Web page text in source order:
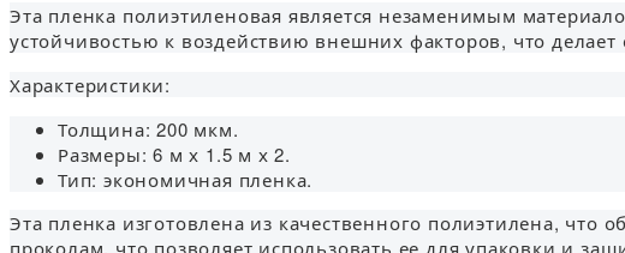
Эта пленка полиэтиленовая является незаменимым
устойчивостью к воздействию внешних факторов, что
Характеристики:
Толщина: 200 мкм.
Размеры: 6 м х 1.5 м х 2.
Тип: экономичная пленка.
Эта пленка изготовлена из качественного полиэтилена,
проколам, что позволяет использовать ее для упаковки и